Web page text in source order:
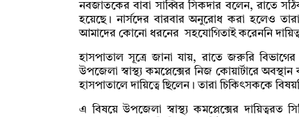
নবজাতকের বাবা সাব্বির সিকদার বলেন, রাতে
হয়েছে। নার্সদের বারবার অনুরোধ করা হলেও
আমাদের কোনো ধরনের সহযোগিতাই করেননি
হাসপাতাল সূত্রে জানা যায়, রাতে জরুরি
উপজেলা স্বাস্থ্য কমপ্লেক্সের নিজ কোয়ার্টারে
হাসপাতালে দায়িত্বে ছিলেন। তারা চিকিৎসককে
এ বিষয়ে উপজেলা স্বাস্থ্য কমপ্লেক্সের দায়িত্বরত